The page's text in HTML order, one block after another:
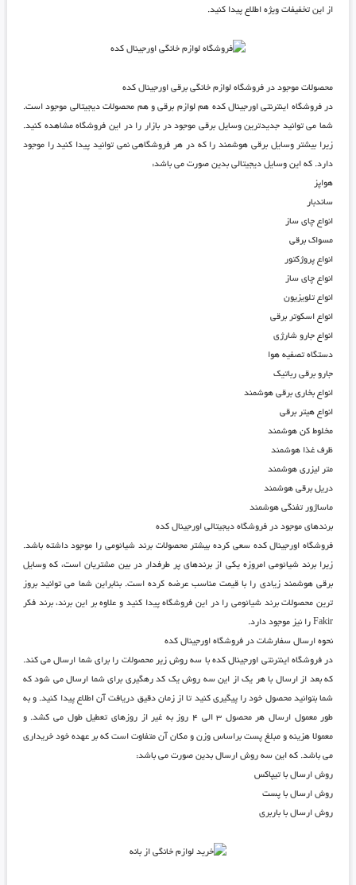
از این تخفیفات ویژه اطلاع پیدا کنید.
محصولات موجود در فروشگاه لوازم خانگی برقی اورجینال کده
درفروشگاه اینترنتی اورجینال کده هم لوازم برقی و هم محصولات دیجیتالی موجود است.
شما می توانید جدیدترین وسایل برقی موجود در بازار را در این فروشگاه مشاهده کنید.
زیرا بیشتر وسایل برقی هوشمند را که در هر فروشگاهی نمی توانید پیدا کنید را موجود
دارد. که این وسایل دیجیتالی بدین صورت می باشد:
هواپز
ساندبار
انواع چای ساز
مسواک برقی
انواع پروژکتور
انواع چای ساز
انواع تلویزیون
انواع اسکوتر برقی
انواع جارو شارژی
دستگاه تصفیه هوا
جارو برقی رباتیک
انواع بخاری برقی هوشمند
انواع هیتر برقی
مخلوط کن هوشمند
ظرف غذا هوشمند
متر لیزری هوشمند
دریل برقی هوشمند
ماساژور تفنگی هوشمند
برندهای موجود در فروشگاه دیجیتالی اورجینال کده
فروشگاه اورجینال کدهسعی کرده بیشتر محصولات برند شیائومی را موجود داشته باشد.
زیرا برند شیائومی امروزه یکی از برندهای پر طرفدار در بین مشتریان است، که وسایل
برقی هوشمند زیادی را با قیمت مناسب عرضه کرده است. بنابراین شما می توانید بروز
ترین محصولات برند شیائومی را در این فروشگاه پیدا کنید و علاوه بر این برند، برند فکر
Fakir را نیز موجود دارد.
نحوه ارسال سفارشات در فروشگاه اورجینال کده
در فروشگاه اینترنتی اورجینال کدهبا سه روش زیر محصولات را برای شما ارسال می کند.
که بعد از ارسال با هر یک از این سه روش یک کد رهگیری برای شما ارسال می شود که
شما بتوانید محصول خود را پیگیری کنید تا از زمان دقیق دریافت آن اطلاع پیدا کنید. و به
طور معمول ارسال هر محصول ۳ الی ۴ روز به غیر از روزهای تعطیل طول می کشد. و
معمولا هزینه و مبلغ پست براساس وزن و مکان آن متفاوت است که بر عهده خود خریداری
می باشد. که این سه روش ارسال بدین صورت می باشد:
روش ارسال با تیپاکس
روش ارسال با پست
روش ارسال با باربری